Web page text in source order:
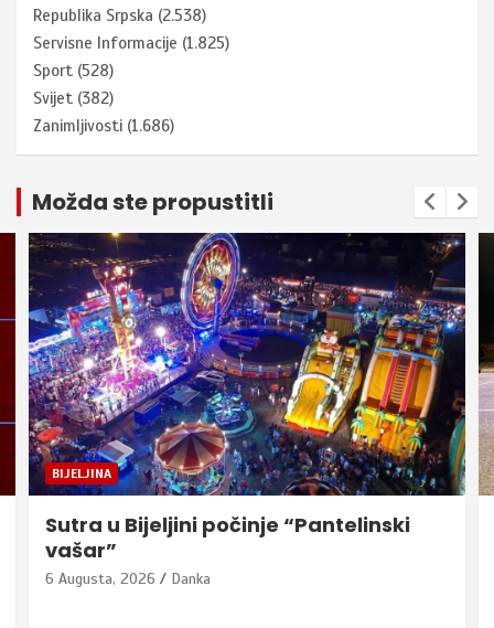
Republika Srpska (2.538)
Servisne Informacije (1.825)
Sport (528)
Svijet (382)
Zanimljivosti (1.686)
Možda ste propustitli
BIJELJINA
Sutra u Bijeljini počinje “Pantelinski
vašar”
6 Augusta, 2026 Danka